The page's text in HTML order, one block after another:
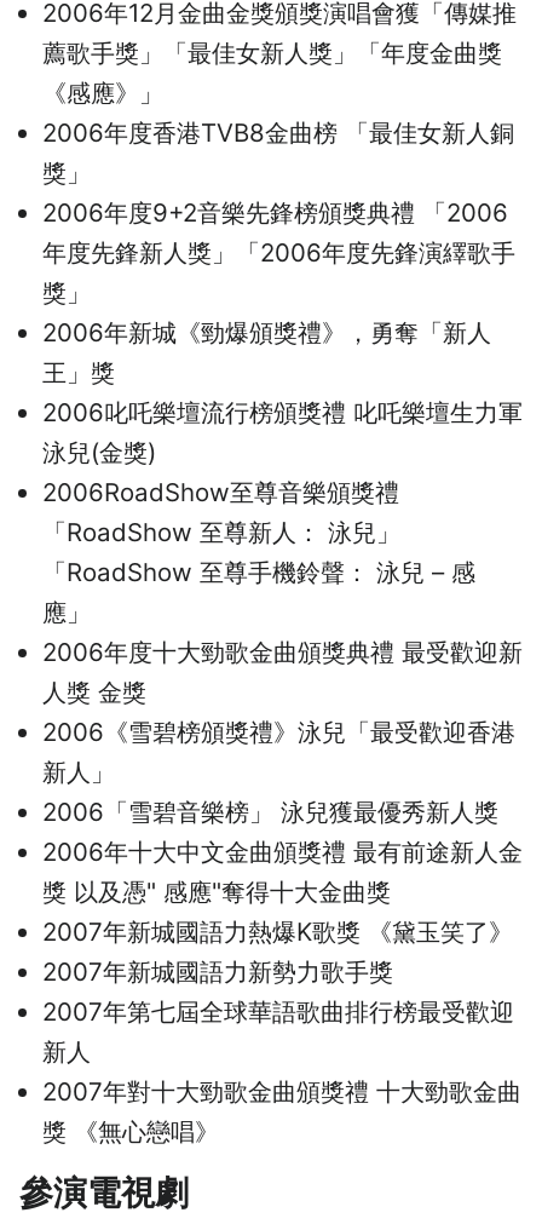
2006年12月金曲金獎頒獎演唱會獲「傳媒推
薦歌手獎」「最佳女新人獎」「年度金曲獎
《感應》」
2006年度香港TVB8金曲榜 「最佳女新人銅
獎」
2006年度9+2音樂先鋒榜頒獎典禮 「2006
年度先鋒新人獎」「2006年度先鋒演繹歌手
獎」
2006年新城《勁爆頒獎禮》，勇奪「新人
王」獎
2006叱吒樂壇流行榜頒獎禮 叱吒樂壇生力軍
泳兒(金獎)
2006RoadShow至尊音樂頒獎禮
「RoadShow 至尊新人： 泳兒」
「RoadShow 至尊手機鈴聲： 泳兒 – 感
應」
2006年度十大勁歌金曲頒獎典禮 最受歡迎新
人獎 金獎
2006《雪碧榜頒獎禮》泳兒「最受歡迎香港
新人」
2006「雪碧音樂榜」 泳兒獲最優秀新人獎
2006年十大中文金曲頒獎禮 最有前途新人金
獎 以及憑" 感應"奪得十大金曲獎
2007年新城國語力熱爆K歌獎 《黛玉笑了》
2007年新城國語力新勢力歌手獎
2007年第七屆全球華語歌曲排行榜最受歡迎
新人
2007年對十大勁歌金曲頒獎禮 十大勁歌金曲
獎 《無心戀唱》
參演電視劇